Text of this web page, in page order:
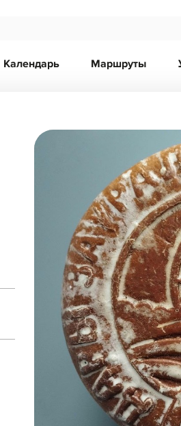
Календарь Маршруты